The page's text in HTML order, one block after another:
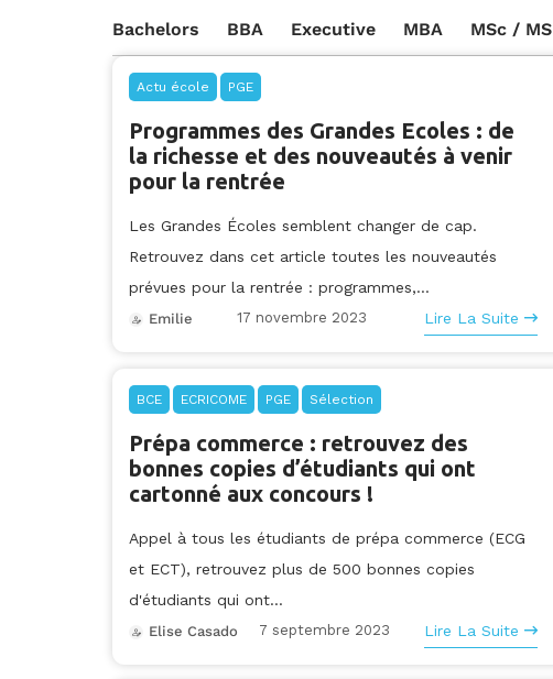
Bachelors BBA Executive MBA MSc / MS
Actu école PGE
Programmes des Grandes Ecoles : de
la richesse et des nouveautés à venir
pour la rentrée
Les Grandes Écoles semblent changer de cap.
Retrouvez dans cet article toutes les nouveautés
prévues pour la rentrée : programmes,...
Emilie 17 novembre 2023 Lire La Suite
BCE ECRICOME PGE Sélection
Prépa commerce : retrouvez des
bonnes copies d’étudiants qui ont
cartonné aux concours !
Appel à tous les étudiants de prépa commerce (ECG
et ECT), retrouvez plus de 500 bonnes copies
d'étudiants qui ont...
Elise Casado 7 septembre 2023 Lire La Suite